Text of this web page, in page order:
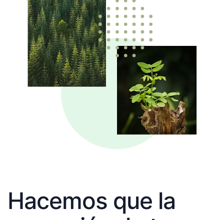
Hacemos que la